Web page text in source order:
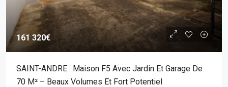
161 320€
SAINT-ANDRE : Maison F5 Avec Jardin Et Garage De
70 M² – Beaux Volumes Et Fort Potentiel